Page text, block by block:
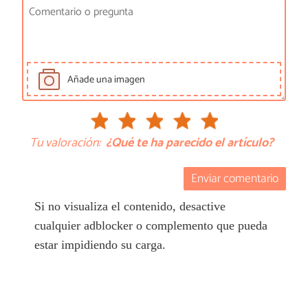
Añade una imagen
Tu valoración: ¿Qué te ha parecido el artículo?
Enviar comentario
Si no visualiza el contenido, desactive
cualquier adblocker o complemento que pueda
estar impidiendo su carga.